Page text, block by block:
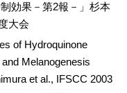
効果－第2報－」杉本
大会
of Hydroquinone
Melanogenesis
et al., IFSCC 2003